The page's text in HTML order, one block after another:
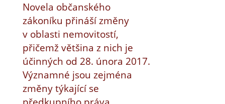
Novela občanského
zákoníku přináší změny
v oblasti nemovitostí,
přičemž většina z nich je
účinných od 28. února 2017.
Významné jsou zejména
změny týkající se